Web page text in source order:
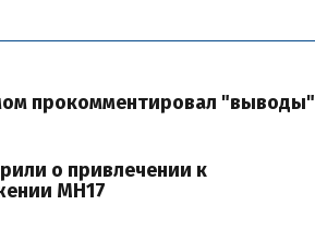
прокомментировал "выводы"
о привлечении к
MH17